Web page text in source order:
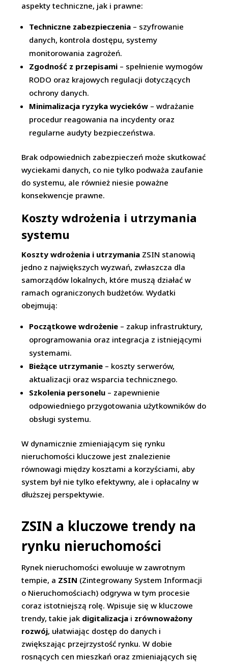
aspekty techniczne, jak i prawne:
Techniczne zabezpieczenia – szyfrowanie
danych, kontrola dostępu, systemy
monitorowania zagrożeń.
Zgodność z przepisami – spełnienie wymogów
RODO oraz krajowych regulacji dotyczących
ochrony danych.
Minimalizacja ryzyka wycieków – wdrażanie
procedur reagowania na incydenty oraz
regularne audyty bezpieczeństwa.
Brak odpowiednich zabezpieczeń może skutkować
wyciekami danych, co nie tylko podważa zaufanie
do systemu, ale również niesie poważne
konsekwencje prawne.
Koszty wdrożenia i utrzymania
systemu
Koszty wdrożenia i utrzymania ZSIN stanowią
jedno z największych wyzwań, zwłaszcza dla
samorządów lokalnych, które muszą działać w
ramach ograniczonych budżetów. Wydatki
obejmują:
Początkowe wdrożenie – zakup infrastruktury,
oprogramowania oraz integracja z istniejącymi
systemami.
Bieżące utrzymanie – koszty serwerów,
aktualizacji oraz wsparcia technicznego.
Szkolenia personelu – zapewnienie
odpowiedniego przygotowania użytkowników do
obsługi systemu.
W dynamicznie zmieniającym się rynku
nieruchomości kluczowe jest znalezienie
równowagi między kosztami a korzyściami, aby
system był nie tylko efektywny, ale i opłacalny w
dłuższej perspektywie.
ZSIN a kluczowe trendy na
rynku nieruchomości
Rynek nieruchomości ewoluuje w zawrotnym
tempie, a ZSIN (Zintegrowany System Informacji
o Nieruchomościach) odgrywa w tym procesie
coraz istotniejszą rolę. Wpisuje się w kluczowe
trendy, takie jak digitalizacja i zrównoważony
rozwój, ułatwiając dostęp do danych i
zwiększając przejrzystość rynku. W dobie
rosnących cen mieszkań oraz zmieniających się